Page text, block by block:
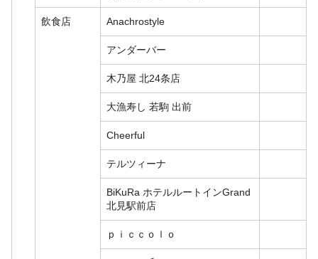
飲食店 Anachrostyle
アンダーバー
木乃屋 北24条店
大漁寿し 若駒 出前
Cheerful
テルツィーナ
BiKuRa ホテルルートインGrand
北見駅前店
ｐｉｃｃｏｌｏ